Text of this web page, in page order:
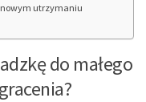
utrzymaniu
do małego